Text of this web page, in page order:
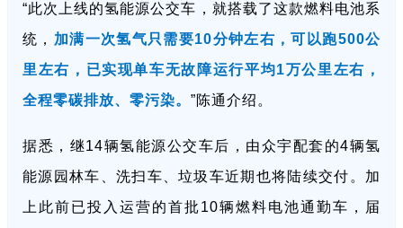
“此次上线的氢能源公交车，就搭载了这款燃料电池系
统， 加满一次氢气只需要10分钟左右，可以跑500公
里左右，已实现单车无故障运行平均1万公里左右，
全程零碳排放、零污染。 ”陈通介绍。
据悉，继14辆氢能源公交车后，由众宇配套的4辆氢
能源园林车、洗扫车、垃圾车近期也将陆续交付。加
上此前已投入运营的首批10辆燃料电池通勤车，届